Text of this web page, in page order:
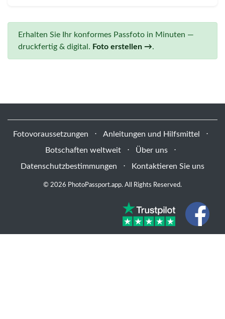
Erhalten Sie Ihr konformes Passfoto in Minuten —
druckfertig & digital. Foto erstellen →.
Fotovoraussetzungen ⋅ Anleitungen und Hilfsmittel
⋅
Botschaften weltweit
⋅ Über uns
⋅
Datenschutzbestimmungen
⋅ Kontaktieren Sie uns
© 2026 PhotoPassport.app. All Rights Reserved.